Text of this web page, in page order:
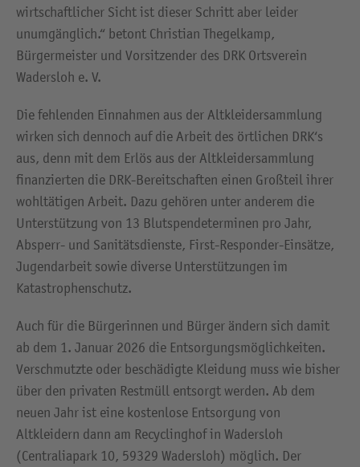
wirtschaftlicher Sicht ist dieser Schritt aber leider
unumgänglich.“ betont Christian Thegelkamp,
Bürgermeister und Vorsitzender des DRK Ortsverein
Wadersloh e. V.
Die fehlenden Einnahmen aus der Altkleidersammlung
wirken sich dennoch auf die Arbeit des örtlichen DRK‘s
aus, denn mit dem Erlös aus der Altkleidersammlung
finanzierten die DRK-Bereitschaften einen Großteil ihrer
wohltätigen Arbeit. Dazu gehören unter anderem die
Unterstützung von 13 Blutspendeterminen pro Jahr,
Absperr- und Sanitätsdienste, First-Responder-Einsätze,
Jugendarbeit sowie diverse Unterstützungen im
Katastrophenschutz.
Auch für die Bürgerinnen und Bürger ändern sich damit
ab dem 1. Januar 2026 die Entsorgungsmöglichkeiten.
Verschmutzte oder beschädigte Kleidung muss wie bisher
über den privaten Restmüll entsorgt werden. Ab dem
neuen Jahr ist eine kostenlose Entsorgung von
Altkleidern dann am Recyclinghof in Wadersloh
(Centraliapark 10, 59329 Wadersloh) möglich. Der